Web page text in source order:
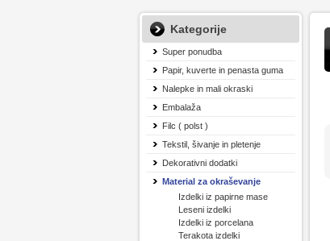
Kategorije
Super ponudba
Papir, kuverte in penasta guma
Nalepke in mali okraski
Embalaža
Filc ( polst )
Tekstil, šivanje in pletenje
Dekorativni dodatki
Material za okraševanje
Izdelki iz papirne mase
Leseni izdelki
Izdelki iz porcelana
Terakota izdelki